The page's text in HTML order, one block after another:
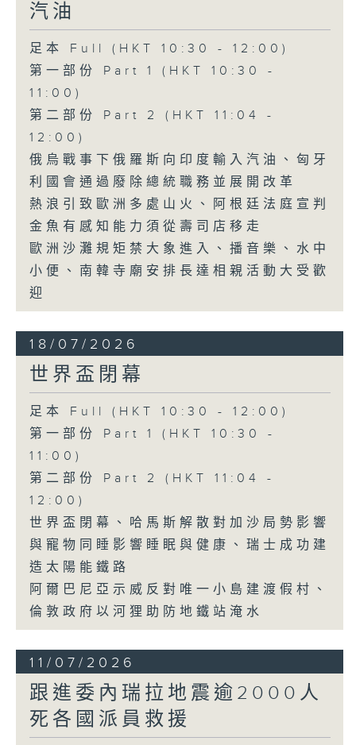
汽油
足本 Full (HKT 10:30 - 12:00)
第一部份 Part 1 (HKT 10:30 -
11:00)
第二部份 Part 2 (HKT 11:04 -
12:00)
俄烏戰事下俄羅斯向印度輸入汽油、匈牙
利國會通過廢除總統職務並展開改革
熱浪引致歐洲多處山火、阿根廷法庭宣判
金魚有感知能力須從壽司店移走
歐洲沙灘規矩禁大象進入、播音樂、水中
小便、南韓寺廟安排長達相親活動大受歡
迎
18/07/2026
世界盃閉幕
足本 Full (HKT 10:30 - 12:00)
第一部份 Part 1 (HKT 10:30 -
11:00)
第二部份 Part 2 (HKT 11:04 -
12:00)
世界盃閉幕、哈馬斯解散對加沙局勢影響
與寵物同睡影響睡眠與健康、瑞士成功建
造太陽能鐵路
阿爾巴尼亞示威反對唯一小島建渡假村、
倫敦政府以河狸助防地鐵站淹水
11/07/2026
跟進委內瑞拉地震逾2000人
死各國派員救援